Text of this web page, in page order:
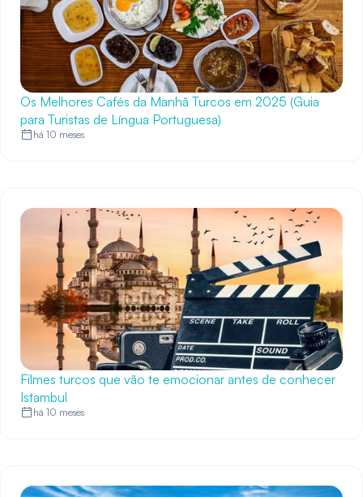
Os Melhores Cafés da Manhã Turcos em 2025 (Guia
para Turistas de Língua Portuguesa)
há 10 meses
Filmes turcos que vão te emocionar antes de conhecer
Istambul
há 10 meses